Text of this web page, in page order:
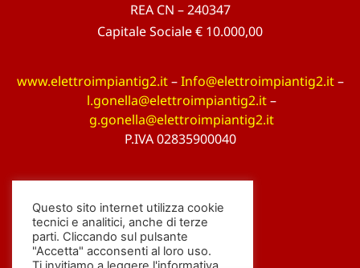
REA CN – 240347
Capitale Sociale € 10.000,00
www.elettroimpiantig2.it–Info@elettroimpiantig2.it–
l.gonella@elettroimpiantig2.it–
g.gonella@elettroimpiantig2.it
P.IVA 02835900040
Questo sito internet utilizza cookie
tecnici e analitici, anche di terze
parti. Cliccando sul pulsante
"Accetta" acconsenti al loro uso.